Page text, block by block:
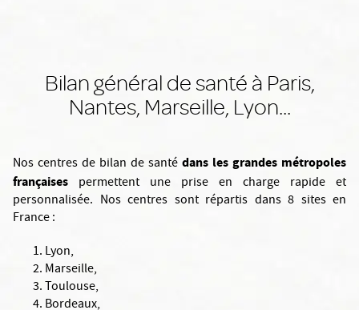
Bilan général de santé à Paris,
Nantes, Marseille, Lyon...
Nos centres de bilan de santé dans les grandes métropoles
françaises permettent une prise en charge rapide et
personnalisée. Nos centres sont répartis dans 8 sites en
France :
Lyon,
Marseille,
Toulouse,
Bordeaux,